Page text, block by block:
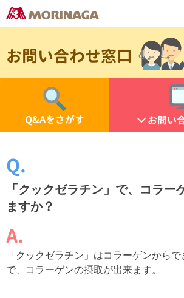
お問い合わせ窓口
Q&Aをさがす お問い
「クックゼラチン」で、コラー
ますか？
「クックゼラチン」はコラーゲンから
で、コラーゲンの摂取が出来ます。